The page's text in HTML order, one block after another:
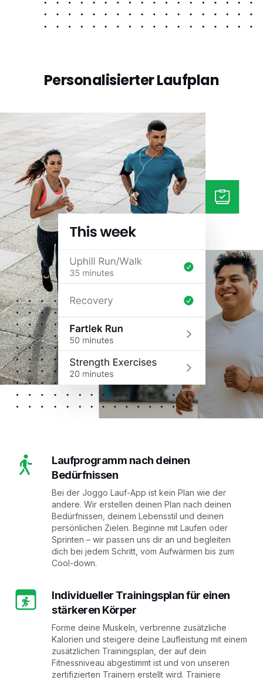
Personalisierter Laufplan
Laufprogramm nach deinen
Bedürfnissen
Bei der Joggo Lauf-App ist kein Plan wie der
andere. Wir erstellen deinen Plan nach deinen
Bedürfnissen, deinem Lebensstil und deinen
persönlichen Zielen. Beginne mit Laufen oder
Sprinten – wir passen uns dir an und begleiten
dich bei jedem Schritt, vom Aufwärmen bis zum
Cool-down.
Individueller Trainingsplan für einen
stärkeren Körper
Forme deine Muskeln, verbrenne zusätzliche
Kalorien und steigere deine Laufleistung mit einem
zusätzlichen Trainingsplan, der auf dein
Fitnessniveau abgestimmt ist und von unseren
zertifizierten Trainern erstellt wird. Trainiere